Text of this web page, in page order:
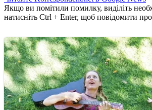
Якщо ви помітили помилку, виділіть
натисніть Ctrl + Enter, щоб повідомити